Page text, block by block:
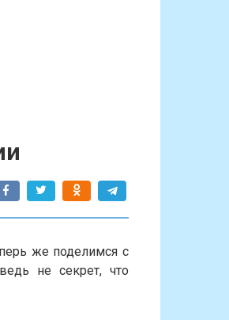
же поделимся с
не секрет, что